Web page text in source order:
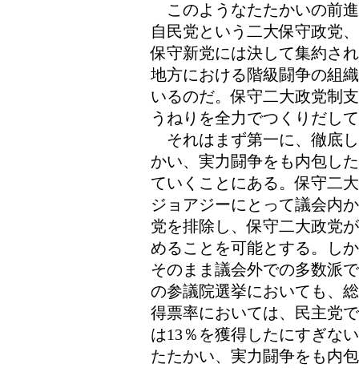
このようなたたかいの前
自民党という二大保守政党
保守新党には決して集約さ
地方における階級闘争の組
いるのだ。保守二大政党制
うねりを全力でつくりだし
それはまず第一に、徹底
かい、実力闘争をも内包し
ていくことにある。保守二
ジョアジーにとって議会内
党を排除し、保守二大政党
めることを可能とする。し
そのまま議会外での多数派
の参議院選挙においても、
得票率においては、民主党
は13％を獲得したにすぎな
たたかい、実力闘争をも内